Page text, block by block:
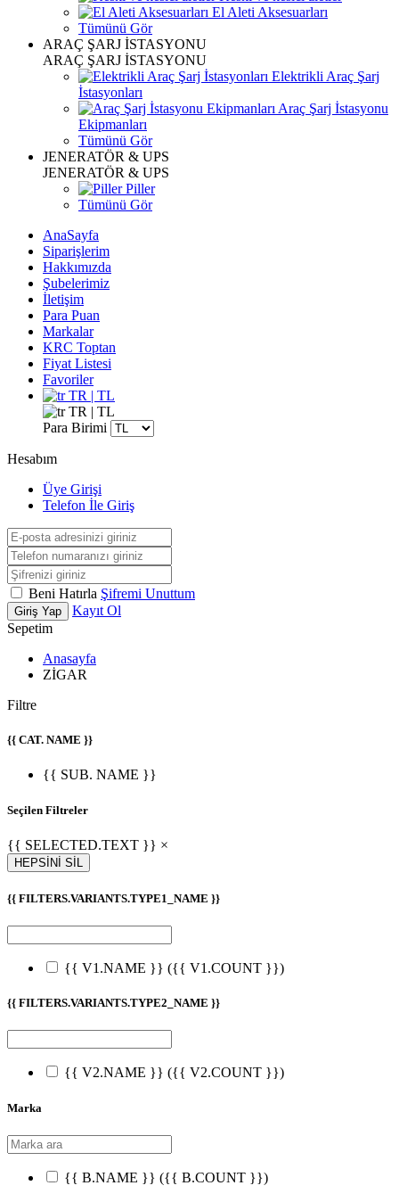
El Aleti Aksesuarları
Tümünü Gör
ARAÇ ŞARJ İSTASYONU
ARAÇ ŞARJ İSTASYONU
Elektrikli Araç Şarj
İstasyonları
Araç Şarj İstasyonu
Ekipmanları
Tümünü Gör
JENERATÖR & UPS
JENERATÖR & UPS
Piller
Tümünü Gör
AnaSayfa
Siparişlerim
Hakkımızda
Şubelerimiz
İletişim
Para Puan
Markalar
KRC Toptan
Fiyat Listesi
Favoriler
TR | TL
TR | TL
Para Birimi
Hesabım
Üye Girişi
Telefon İle Giriş
Beni Hatırla Şifremi Unuttum
Giriş Yap
Kayıt Ol
Sepetim
Anasayfa
ZİGAR
Filtre
{{ CAT. NAME }}
{{ SUB. NAME }}
Seçilen Filtreler
{{ SELECTED.TEXT }} ×
HEPSİNİ SİL
{{ FILTERS.VARIANTS.TYPE1_NAME }}
{{ V1.NAME }} ({{ V1.COUNT }})
{{ FILTERS.VARIANTS.TYPE2_NAME }}
{{ V2.NAME }} ({{ V2.COUNT }})
Marka
{{ B.NAME }} ({{ B.COUNT }})